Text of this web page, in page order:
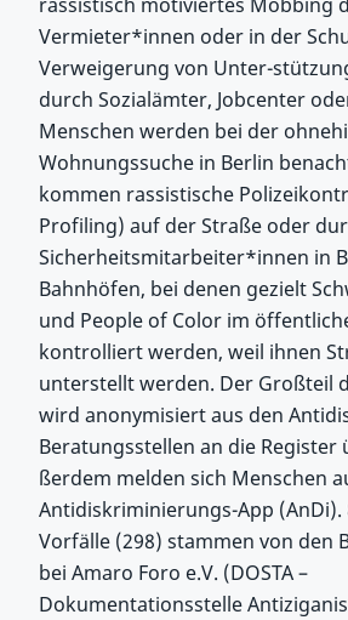
Vermieter*innen oder in der
Verweigerung von Unter-
durch Sozialämter, Jobcenter
Menschen werden bei der
Wohnungssuche in Berlin
kommen rassistische
Profiling) auf der Straße oder
Sicherheitsmitarbeiter*innen in
Bahnhöfen, bei denen gezielt
und People of Color im
kontrolliert werden, weil ihnen
unterstellt werden. Der Großteil
wird anonymisiert aus den
Beratungsstellen an die Register
ßerdem melden sich Menschen
Antidiskriminierungs-App (AnDi).
Vorfälle (298) stammen von den
bei Amaro Foro e.V. (DOSTA –
Dokumentationsstelle